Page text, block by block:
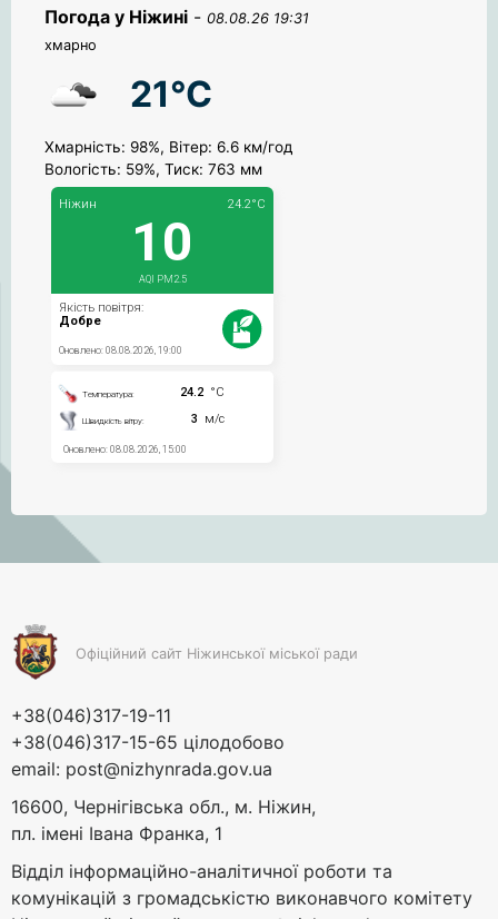
Погода у Ніжині - 08.08.26 19:31
хмарно
21°C
Хмарність: 98%, Вітер: 6.6 км/год
Вологість: 59%, Тиск: 763 мм
Офіційний сайт Ніжинської міської ради
+38(046)317-19-11
+38(046)317-15-65 цілодобово
email: post@nizhynrada.gov.ua
16600, Чернігівська обл., м. Ніжин,
пл. імені Івана Франка, 1
Відділ інформаційно-аналітичної роботи та
комунікацій з громадськістю виконавчого комітету